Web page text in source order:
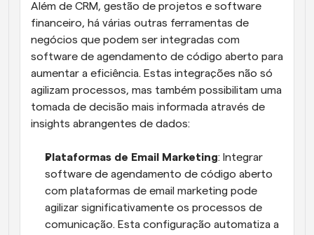
Além de CRM, gestão de projetos e software
financeiro, há várias outras ferramentas de
negócios que podem ser integradas com
software de agendamento de código aberto para
aumentar a eficiência. Estas integrações não só
agilizam processos, mas também possibilitam uma
tomada de decisão mais informada através de
insights abrangentes de dados:
Plataformas de Email Marketing: Integrar
software de agendamento de código aberto
com plataformas de email marketing pode
agilizar significativamente os processos de
comunicação. Esta configuração automatiza a